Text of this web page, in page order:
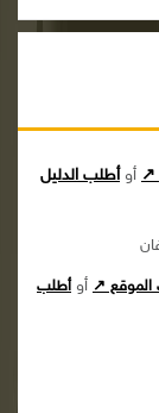
↗ أوأطلب الدليل
الموقع ↗ أوأطلب